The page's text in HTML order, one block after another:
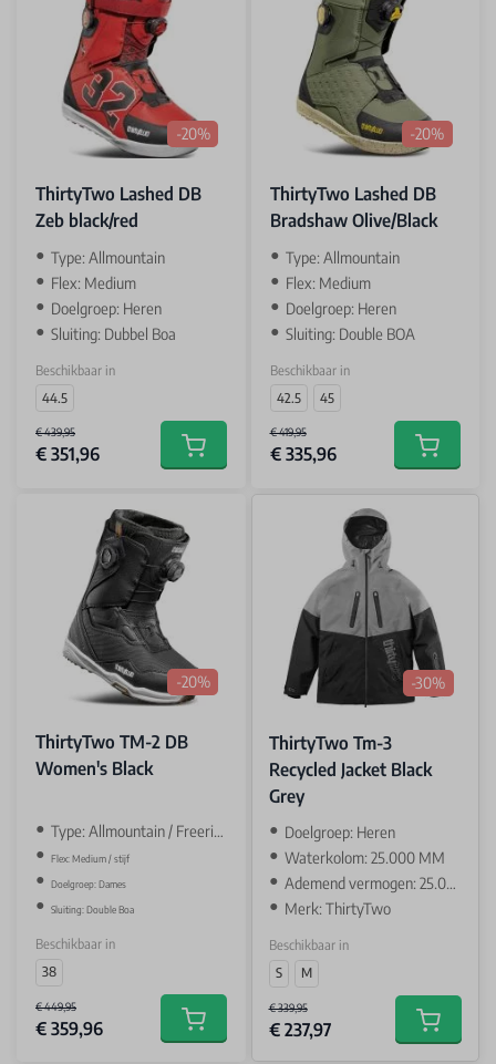
-20%
ThirtyTwo Lashed DB
Zeb black/red
Type: Allmountain
Flex: Medium
Doelgroep: Heren
Sluiting: Dubbel Boa
Beschikbaar in
44.5
€ 439,95
€ 351,96 Add to cart
-20%
ThirtyTwo Lashed DB
Bradshaw Olive/Black
Type: Allmountain
Flex: Medium
Doelgroep: Heren
Sluiting: Double BOA
Beschikbaar in
42.5
45
€ 419,95
€ 335,96 Add to
-20%
ThirtyTwo TM-2 DB
Women's Black
Type: Allmountain / Freeride
Flex: Medium / stijf
Doelgroep: Dames
Sluiting: Double Boa
Beschikbaar in
38
€ 449,95
€ 359,96 Add to cart
-30%
ThirtyTwo Tm-3
Recycled Jacket Black
Grey
Doelgroep: Heren
Waterkolom: 25.000 MM
Ademend vermogen: 25.000 GR
Merk: ThirtyTwo
Beschikbaar in
S
M
€ 339,95
€ 237,97 Add to